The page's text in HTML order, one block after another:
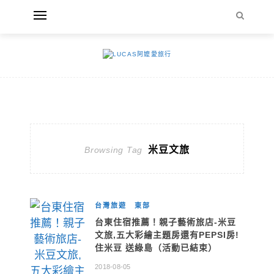
Browsing Tag 米豆文旅
台灣旅遊 東部
台東住宿推薦！親子藝術旅店-米豆
文旅,五大彩繪主題房還有PEPSI房!
住米豆 送綠島（活動已結束）
2018-08-05